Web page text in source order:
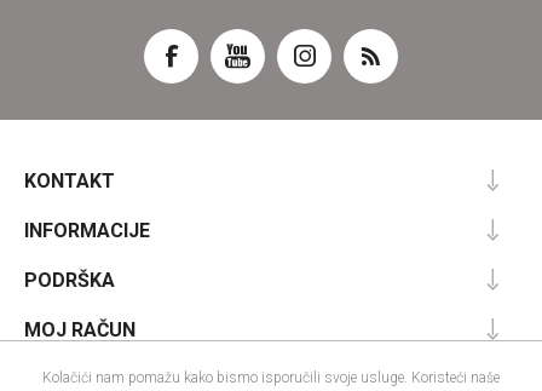
KONTAKT
INFORMACIJE
PODRŠKA
MOJ RAČUN
Kolačići nam pomažu kako bismo isporučili svoje usluge. Koristeći naše